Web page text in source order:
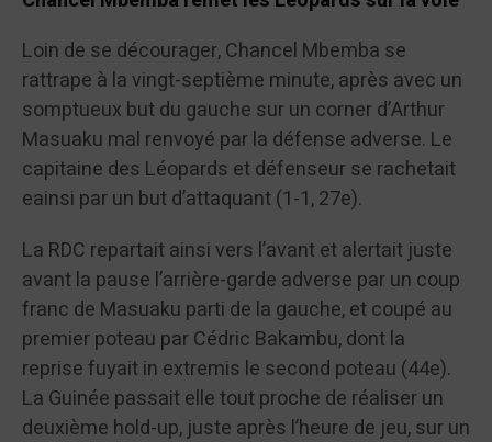
Loin de se décourager, Chancel Mbemba se
rattrape à la vingt-septième minute, après avec un
somptueux but du gauche sur un corner d’Arthur
Masuaku mal renvoyé par la défense adverse. Le
capitaine des Léopards et défenseur se rachetait
eainsi par un but d’attaquant (1-1, 27e).
La RDC repartait ainsi vers l’avant et alertait juste
avant la pause l’arrière-garde adverse par un coup
franc de Masuaku parti de la gauche, et coupé au
premier poteau par Cédric Bakambu, dont la
reprise fuyait in extremis le second poteau (44e).
La Guinée passait elle tout proche de réaliser un
deuxième hold-up, juste après l’heure de jeu, sur un